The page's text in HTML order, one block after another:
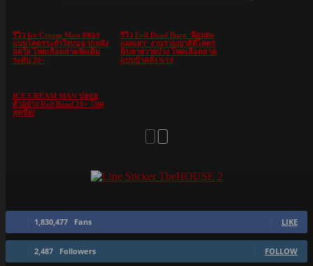
รีวิว Ice Cream Man สยอง
แบบโคตรระยำใจบนฉากหลัง
สดใส โหดเลือดสาดจัดเต็ม
ระดับ 20+
รีวิว Evil Dead Burn ‘ผีอมตะ
แผดเผา’ งานรวมญาติที่โคตร
ฉิบหายวายป่วง โหดเลือดสาด
แบบบ้าคลั่ง 9/10
ICE CREAM MAN ปล่อย
ตัวอย่าง Red Band 20+ โหด
สุดขีด!
1,830,477 Fans LIKE
2,487 Followers FOLLOW